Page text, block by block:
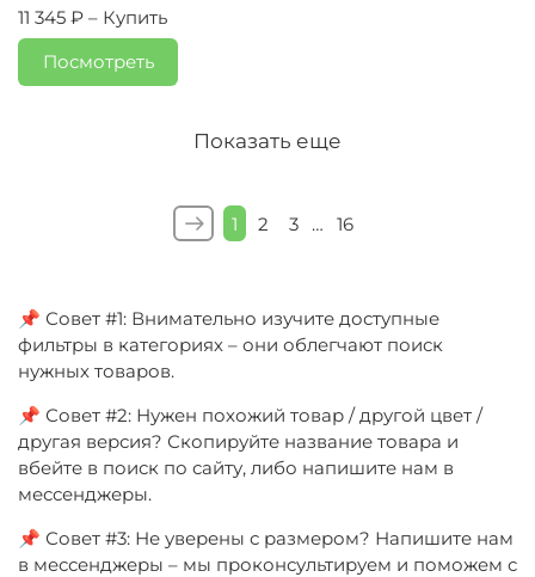
11 345 ₽ – Купить
Посмотреть
Показать еще
1 2 3 … 16
📌 Совет #1: Внимательно изучите доступные
фильтры в категориях – они облегчают поиск
нужных товаров.
📌 Совет #2: Нужен похожий товар / другой цвет /
другая версия? Скопируйте название товара и
вбейте в поиск по сайту, либо напишите нам в
мессенджеры.
📌 Совет #3: Не уверены с размером? Напишите нам
в мессенджеры – мы проконсультируем и поможем с